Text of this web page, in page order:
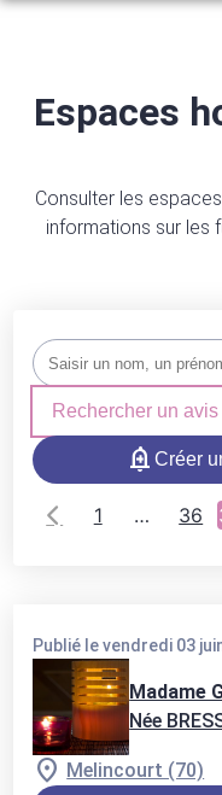
ORGANISER DES
MARBRERIE FUNÉRAIRE
NOS AGENCES
AMANCE
COMBEAUFONTAINE
BREUCHES
NOS CHAMBRES
MONTDORÉ
COMBEAUFONTAINE
Espaces
Consulter les
informations sur les
Rechercher un avis
Créer
1 … 36
Publié le vendredi 03
Madame
Née
Melincourt (70)